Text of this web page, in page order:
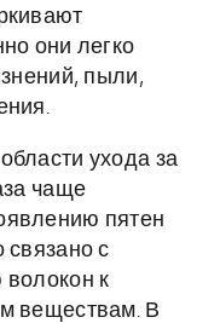
они легко
пыли,
ухода за
чаще
пятен
с
волокон к
веществам. В